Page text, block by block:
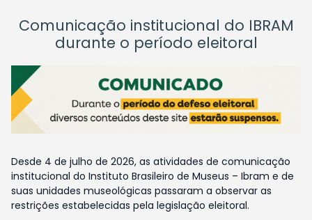
Comunicação institucional do IBRAM
durante o período eleitoral
Desde 4 de julho de 2026, as atividades de comunicação
institucional do Instituto Brasileiro de Museus – Ibram e de
suas unidades museológicas passaram a observar as
restrições estabelecidas pela legislação eleitoral.